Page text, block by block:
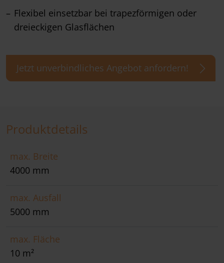
Flexibel einsetzbar bei trapezförmigen oder
dreieckigen Glasflächen
Jetzt unverbindliches Angebot anfordern!
Produktdetails
max. Breite
4000 mm
max. Ausfall
5000 mm
max. Fläche
10 m²